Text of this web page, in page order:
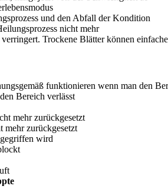
und den Abfall der Kondition
nicht mehr
Trockene Blätter können
funktionieren wenn man den
Bereich verlässt
mehr zurückgesetzt
mehr zurückgesetzt
wird